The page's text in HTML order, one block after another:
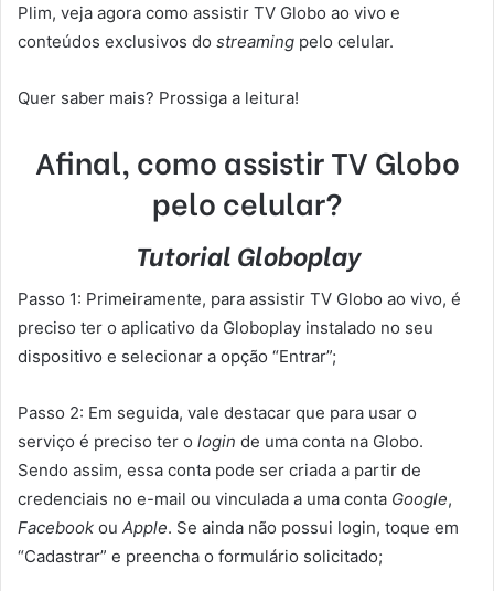
Plim, veja agora como assistir TV Globo ao vivo e
conteúdos exclusivos do streaming pelo celular.
Quer saber mais? Prossiga a leitura!
Afinal, como assistir TV Globo
pelo celular?
Tutorial Globoplay
Passo 1: Primeiramente, para assistir TV Globo ao vivo, é
preciso ter o aplicativo da Globoplay instalado no seu
dispositivo e selecionar a opção “Entrar”;
Passo 2: Em seguida, vale destacar que para usar o
serviço é preciso ter o login de uma conta na Globo.
Sendo assim, essa conta pode ser criada a partir de
credenciais no e-mail ou vinculada a uma conta Google,
Facebook ou Apple. Se ainda não possui login, toque em
“Cadastrar” e preencha o formulário solicitado;